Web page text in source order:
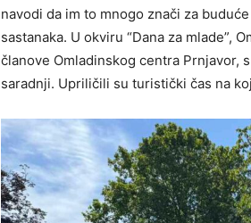
navodi da im to mnogo znači za
sastanaka. U okviru “Dana za mlade”,
članove Omladinskog centra Prnjavor,
saradnji. Upriličili su turistički čas na